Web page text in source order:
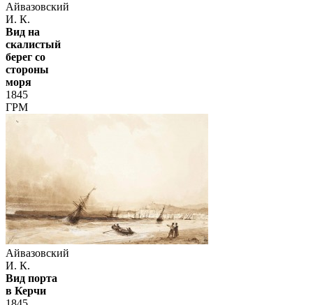
Айвазовский
И. К.
Вид на
скалистый
берег со
стороны
моря
1845
ГРМ
Айвазовский
И. К.
Вид порта
в Керчи